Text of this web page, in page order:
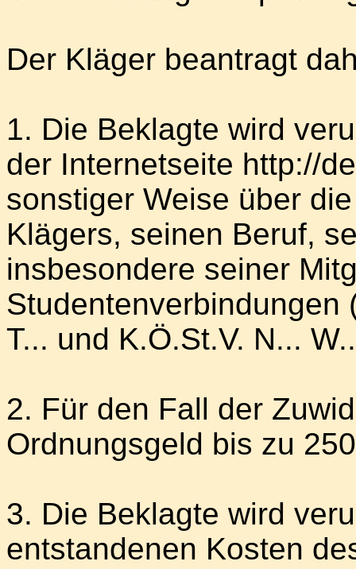
Der Kläger beantragt
1. Die Beklagte wird
der Internetseite http://
sonstiger Weise über
Klägers, seinen Beruf,
insbesondere seiner
Studentenverbindungen
T... und K.Ö.St.V. N...
2. Für den Fall der
Ordnungsgeld bis zu
3. Die Beklagte wird
entstandenen Kosten